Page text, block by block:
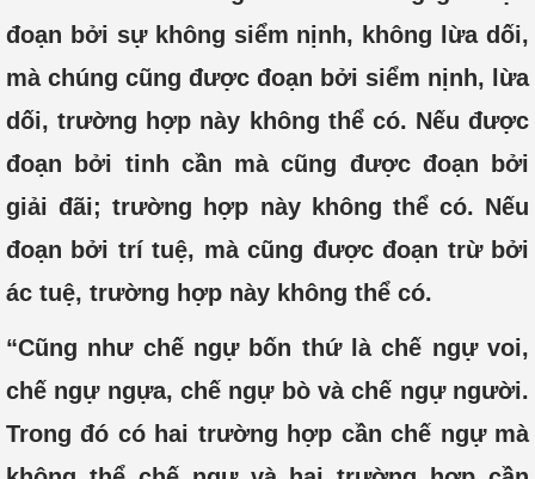
đoạn bởi sự không siểm nịnh, không lừa dối,
mà chúng cũng được đoạn bởi siểm nịnh, lừa
dối, trường hợp này không thể có. Nếu được
đoạn bởi tinh cần mà cũng được đoạn bởi
giải đãi; trường hợp này không thể có. Nếu
đoạn bởi trí tuệ, mà cũng được đoạn trừ bởi
ác tuệ, trường hợp này không thể có.
“Cũng như chế ngự bốn thứ là chế ngự voi,
chế ngự ngựa, chế ngự bò và chế ngự người.
Trong đó có hai trường hợp cần chế ngự mà